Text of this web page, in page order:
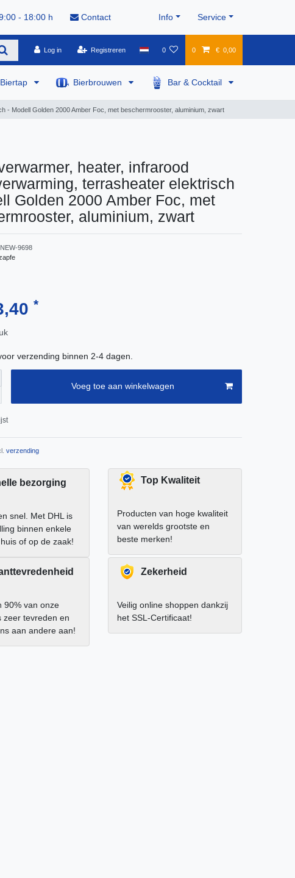
- 18:00 h Contact Info Service
Log in Registreren 0 0 € 0,00
Biertap Bierbrouwen Bar & Cocktail
Modell Golden 2000 Amber Foc, met beschermrooster, aluminium, zwart
heater, infrarood
terrasheater elektrisch
Golden 2000 Amber Foc, met
aluminium, zwart
NEW-9698
*
verzending binnen 2-4 dagen.
Voeg toe aan winkelwagen
verzending
bezorging
snel. Met DHL is
binnen enkele
of op de zaak!
Top Kwaliteit
Producten van hoge kwaliteit
van werelds grootste en
beste merken!
90% van onze
zeer tevreden en
aan andere aan!
Zekerheid
Veilig online shoppen dankzij
het SSL-Certificaat!